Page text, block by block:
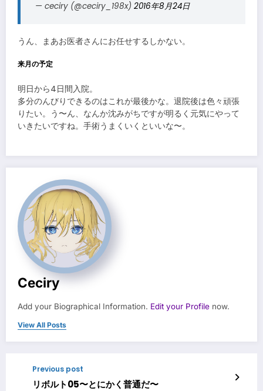
— ceciry (@ceciry_198x) 2016年8月24日
うん、まあお医者さんにお任せするしかない。
来月の予定
明日から4日間入院。
多分のんびりできるのはこれが最後かな。退院後は色々頑張
りたい。う〜ん、なんか沈みがちですが明るく元気にやって
いきたいですね。手術うまくいくといいな〜。
Ceciry
Add your Biographical Information. Edit your Profile now.
View All Posts
Previous post
リボルト05〜とにかく普通だ〜